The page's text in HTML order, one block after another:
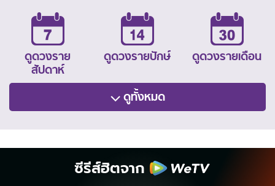
ดูดวงราย
สัปดาห์
ดูดวงรายปักษ์ ดูดวงรายเดือน
ดูทั้งหมด
ซีรีส์ฮิตจาก